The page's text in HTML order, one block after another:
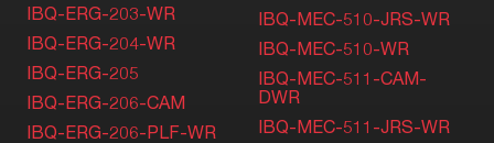
IBQ-ERG-203-WR
IBQ-ERG-204-WR
IBQ-ERG-205
IBQ-ERG-206-CAM
IBQ-ERG-206-PLF-WR
IBQ-MEC-510-JRS-WR
IBQ-MEC-510-WR
IBQ-MEC-511-CAM-
DWR
IBQ-MEC-511-JRS-WR